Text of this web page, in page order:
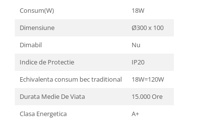
Consum(W)
18W
Dimensiune
Ø300 x 100
Dimabil
Nu
Indice de Protectie
IP20
Echivalenta consum bec traditional
18W=120W
Durata Medie De Viata
15.000 Ore
Clasa Energetica
A+